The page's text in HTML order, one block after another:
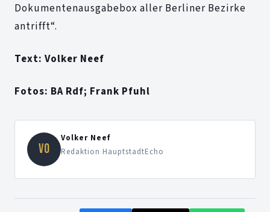
Dokumentenausgabebox aller Berliner Bezirke
antrifft“.
Text: Volker Neef
Fotos: BA Rdf; Frank Pfuhl
VO
Volker Neef
Redaktion HauptstadtEcho